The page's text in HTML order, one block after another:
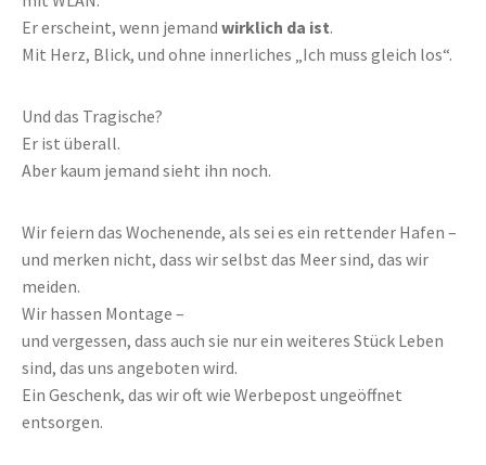
Er erscheint, wenn jemand wirklich da ist.
Mit Herz, Blick, und ohne innerliches „Ich muss gleich los“.
Und das Tragische?
Er ist überall.
Aber kaum jemand sieht ihn noch.
Wir feiern das Wochenende, als sei es ein rettender Hafen –
und merken nicht, dass wir selbst das Meer sind, das wir
meiden.
Wir hassen Montage –
und vergessen, dass auch sie nur ein weiteres Stück Leben
sind, das uns angeboten wird.
Ein Geschenk, das wir oft wie Werbepost ungeöffnet
entsorgen.